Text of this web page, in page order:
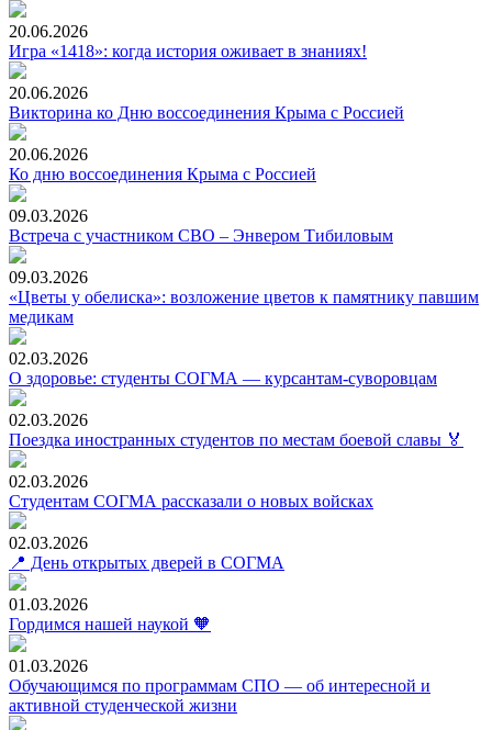
20.06.2026
Игра «1418»: когда история оживает в знаниях!
20.06.2026
Викторина ко Дню воссоединения Крыма с Россией
20.06.2026
Ко дню воссоединения Крыма с Россией
09.03.2026
Встреча с участником СВО – Энвером Тибиловым
09.03.2026
«Цветы у обелиска»: возложение цветов к памятнику павшим
медикам
02.03.2026
О здоровье: студенты СОГМА — курсантам-суворовцам
02.03.2026
Поездка иностранных студентов по местам боевой славы 🏅
02.03.2026
Студентам СОГМА рассказали о новых войсках
02.03.2026
📍 День открытых дверей в СОГМА
01.03.2026
Гордимся нашей наукой 🧡
01.03.2026
Обучающимся по программам СПО — об интересной и
активной студенческой жизни